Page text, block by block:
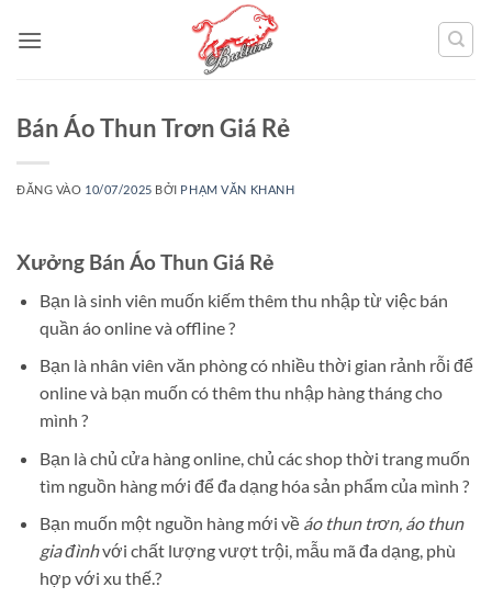
qua
Bán Áo Thun Trơn Giá Rẻ
ĐĂNG VÀO 10/07/2025 BỞI PHẠM VĂN KHANH
Xưởng Bán Áo Thun Giá Rẻ
Bạn là sinh viên muốn kiếm thêm thu nhập từ việc bán
quần áo online và offline ?
Bạn là nhân viên văn phòng có nhiều thời gian rảnh rỗi để
online và bạn muốn có thêm thu nhập hàng tháng cho
mình ?
Bạn là chủ cửa hàng online, chủ các shop thời trang muốn
tìm nguồn hàng mới để đa dạng hóa sản phẩm của mình ?
Bạn muốn một nguồn hàng mới về áo thun trơn, áo thun
gia đìnhvới chất lượng vượt trội, mẫu mã đa dạng, phù
hợp với xu thế.?